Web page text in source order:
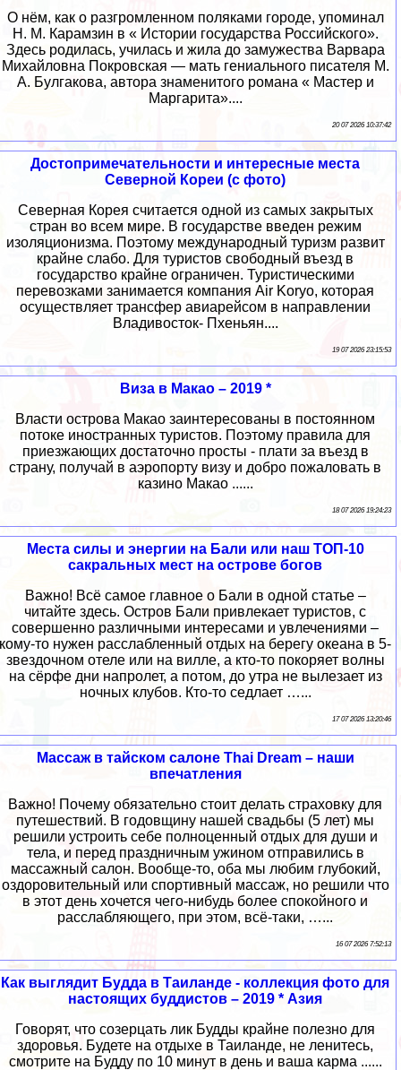
О нём, как о разгромленном поляками городе, упоминал
Н. М. Карамзин в « Истории государства Российского».
Здесь родилась, училась и жила до замужества Варвара
Михайловна Покровская — мать гениального писателя М.
А. Булгакова, автора знаменитого романа « Мастер и
Маргарита»....
20 07 2026 10:37:42
Достопримечательности и интересные места
Северной Кореи (с фото)
Северная Корея считается одной из самых закрытых
стран во всем мире. В государстве введен режим
изоляционизма. Поэтому международный туризм развит
крайне слабо. Для туристов свободный въезд в
государство крайне ограничен. Туристическими
перевозками занимается компания Air Koryo, которая
осуществляет трансфер авиарейсом в направлении
Владивосток- Пхеньян....
19 07 2026 23:15:53
Виза в Макао – 2019 *
Власти острова Макао заинтересованы в постоянном
потоке иностранных туристов. Поэтому правила для
приезжающих достаточно просты - плати за въезд в
страну, получай в аэропорту визу и добро пожаловать в
казино Макао ......
18 07 2026 19:24:23
Места силы и энергии на Бали или наш ТОП-10
сакральных мест на острове богов
Важно! Всё самое главное о Бали в одной статье –
читайте здесь. Остров Бали привлекает туристов, с
совершенно различными интересами и увлечениями –
кому-то нужен расслабленный отдых на берегу океана в 5-
звездочном отеле или на вилле, а кто-то покоряет волны
на сёрфе дни напролет, а потом, до утра не вылезает из
ночных клубов. Кто-то седлает …...
17 07 2026 13:20:46
Массаж в тайском салоне Thai Dream – наши
впечатления
Важно! Почему обязательно стоит делать страховку для
путешествий. В годовщину нашей свадьбы (5 лет) мы
решили устроить себе полноценный отдых для души и
тела, и перед праздничным ужином отправились в
массажный салон. Вообще-то, оба мы любим глубокий,
оздоровительный или спортивный массаж, но решили что
в этот день хочется чего-нибудь более спокойного и
расслабляющего, при этом, всё-таки, …...
16 07 2026 7:52:13
Как выглядит Будда в Таиланде - коллекция фото для
настоящих буддистов – 2019 * Азия
Говорят, что созерцать лик Будды крайне полезно для
здоровья. Будете на отдыхе в Таиланде, не ленитесь,
смотрите на Будду по 10 минут в день и ваша карма ......